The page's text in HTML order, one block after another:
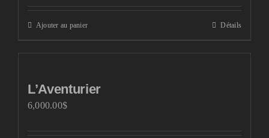
Ajouter au panier Détails
L’Aventurier
6,000.00$